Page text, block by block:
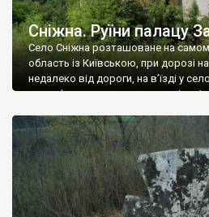
Сніжна. Руїни палацу
Село Сніжна розташоване на самому
область із Київською, при дорозі
недалеко від дороги, на в’їзді у
рельєфне пано, яке показує жінку і
не видно, але видно дві стареньких